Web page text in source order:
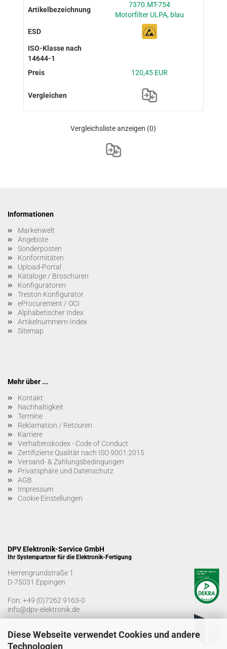
Diese Webseite verwendet Cookies und andere
Technologien
7370.MT-754
Motorfilter ULPA, blau
120,45 EUR
Vergleichsliste anzeigen (0)
Informationen
Markenwelt
Angebote
Sonderposten
Konformitäten
Upload-Portal
Kataloge / Broschüren
Konfiguratoren
Treston Konfigurator
eProcurement / OCI
Alphabetischer Index
Artikelnummern-Index
Sitemap
Mehr über ...
Kontakt
Nachhaltigkeit
Termine
Reklamation / Retouren
Karriere
Verhaltenskodex - Code of Conduct
Zertifizierte Qualität nach ISO 9001:2015
Versand- & Zahlungsbedingungen
Privatsphäre und Datenschutz
AGB
Impressum
Cookie Einstellungen
DPV Elektronik-Service GmbH
Ihr Systempartner für die Elektronik-Fertigung
Herrengrundstraße 1
D-75031 Eppingen
Fon: +49 (0)7262 9163-0
info@dpv-elektronik.de
Bürozeiten
Montag-Freitag: 08:00 - 16:00 Uhr